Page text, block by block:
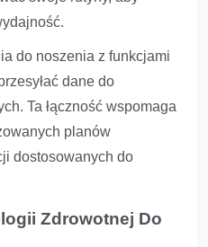
do noszenia z funkcjami
dane do
Ta łączność wspomaga
planów
dostosowanych do
Zdrowotnej Do